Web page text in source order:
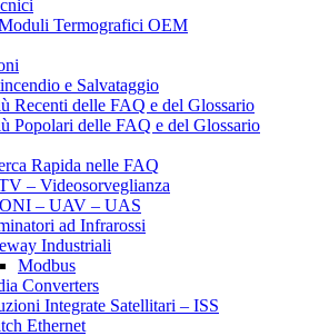
Termografici OEM
e Salvataggio
Recenti delle FAQ e del Glossario
Popolari delle FAQ e del Glossario
Rapida nelle FAQ
– Videosorveglianza
– UAV – UAS
ad Infrarossi
Industriali
Modbus
Converters
Integrate Satellitari – ISS
Ethernet